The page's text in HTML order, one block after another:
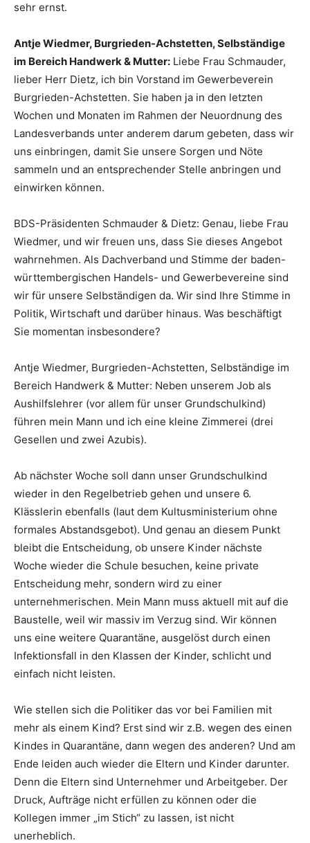
sehr ernst.
Antje Wiedmer, Burgrieden-Achstetten, Selbständige
im Bereich Handwerk & Mutter: Liebe Frau Schmauder,
lieber Herr Dietz, ich bin Vorstand im Gewerbeverein
Burgrieden-Achstetten. Sie haben ja in den letzten
Wochen und Monaten im Rahmen der Neuordnung des
Landesverbands unter anderem darum gebeten, dass wir
uns einbringen, damit Sie unsere Sorgen und Nöte
sammeln und an entsprechender Stelle anbringen und
einwirken können.
BDS-Präsidenten Schmauder & Dietz: Genau, liebe Frau
Wiedmer, und wir freuen uns, dass Sie dieses Angebot
wahrnehmen. Als Dachverband und Stimme der baden-
württembergischen Handels- und Gewerbevereine sind
wir für unsere Selbständigen da. Wir sind Ihre Stimme in
Politik, Wirtschaft und darüber hinaus. Was beschäftigt
Sie momentan insbesondere?
Antje Wiedmer, Burgrieden-Achstetten, Selbständige im
Bereich Handwerk & Mutter: Neben unserem Job als
Aushilfslehrer (vor allem für unser Grundschulkind)
führen mein Mann und ich eine kleine Zimmerei (drei
Gesellen und zwei Azubis).
Ab nächster Woche soll dann unser Grundschulkind
wieder in den Regelbetrieb gehen und unsere 6.
Klässlerin ebenfalls (laut dem Kultusministerium ohne
formales Abstandsgebot). Und genau an diesem Punkt
bleibt die Entscheidung, ob unsere Kinder nächste
Woche wieder die Schule besuchen, keine private
Entscheidung mehr, sondern wird zu einer
unternehmerischen. Mein Mann muss aktuell mit auf die
Baustelle, weil wir massiv im Verzug sind. Wir können
uns eine weitere Quarantäne, ausgelöst durch einen
Infektionsfall in den Klassen der Kinder, schlicht und
einfach nicht leisten.
Wie stellen sich die Politiker das vor bei Familien mit
mehr als einem Kind? Erst sind wir z.B. wegen des einen
Kindes in Quarantäne, dann wegen des anderen? Und am
Ende leiden auch wieder die Eltern und Kinder darunter.
Denn die Eltern sind Unternehmer und Arbeitgeber. Der
Druck, Aufträge nicht erfüllen zu können oder die
Kollegen immer „im Stich“ zu lassen, ist nicht
unerheblich.